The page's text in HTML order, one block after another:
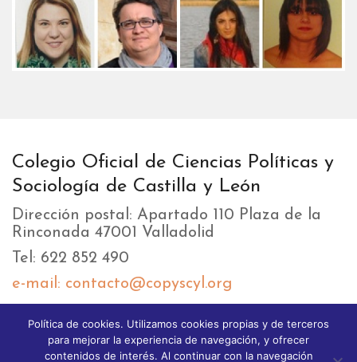
Colegio Oficial de Ciencias Políticas y
Sociología de Castilla y León
Dirección postal: Apartado 110 Plaza de la
Rinconada 47001 Valladolid
Tel: 622 852 490
e-mail: contacto@copyscyl.org
LIKEBOX
Política de cookies. Utilizamos cookies propias y de terceros
para mejorar la experiencia de navegación, y ofrecer
contenidos de interés. Al continuar con la navegación